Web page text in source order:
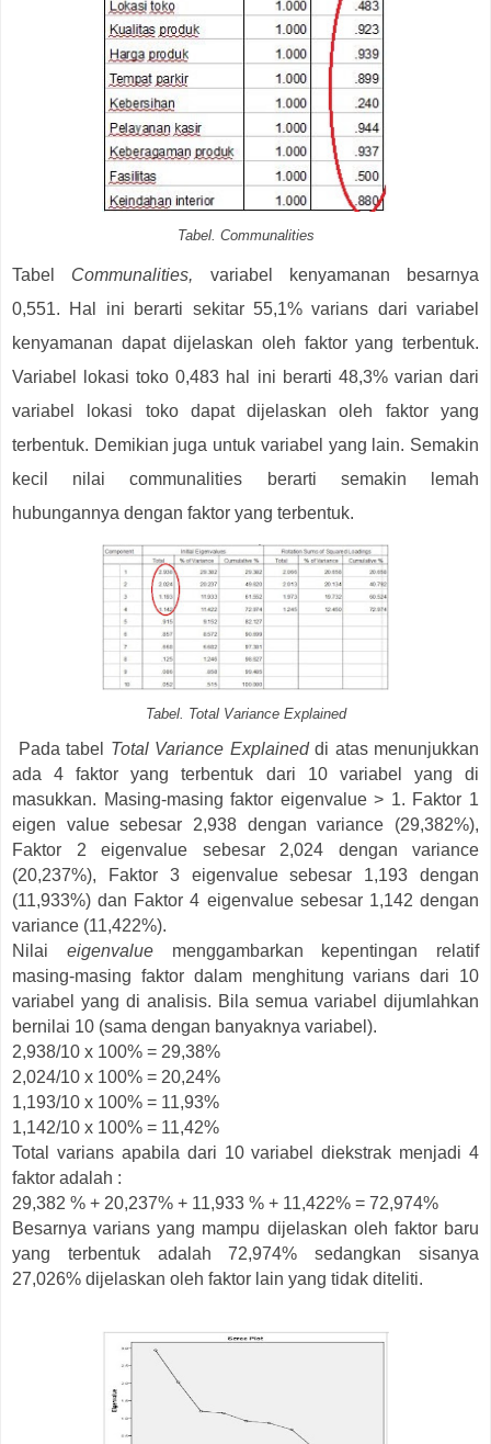
Tabel. Communalities
Tabel Communalities, variabel kenyamanan besarnya
0,551. Hal ini berarti sekitar 55,1% varians dari variabel
kenyamanan dapat dijelaskan oleh faktor yang terbentuk.
Variabel lokasi toko 0,483 hal ini berarti 48,3% varian dari
variabel lokasi toko dapat dijelaskan oleh faktor yang
terbentuk. Demikian juga untuk variabel yang lain. Semakin
kecil nilai communalities berarti semakin lemah
hubungannya dengan faktor yang terbentuk.
Tabel. Total Variance Explained
Pada tabel Total Variance Explained di atas menunjukkan
ada 4 faktor yang terbentuk dari 10 variabel yang di
masukkan. Masing-masing faktor eigenvalue > 1. Faktor 1
eigen value sebesar 2,938 dengan variance (29,382%),
Faktor 2 eigenvalue sebesar 2,024 dengan variance
(20,237%), Faktor 3 eigenvalue sebesar 1,193 dengan
(11,933%) dan Faktor 4 eigenvalue sebesar 1,142 dengan
variance (11,422%).
Nilai eigenvaluemenggambarkan kepentingan relatif
masing-masing faktor dalam menghitung varians dari 10
variabel yang di analisis. Bila semua variabel dijumlahkan
bernilai 10 (sama dengan banyaknya variabel).
2,938/10 x 100% = 29,38%
2,024/10 x 100% = 20,24%
1,193/10 x 100% = 11,93%
1,142/10 x 100% = 11,42%
Total varians apabila dari 10 variabel diekstrak menjadi 4
faktor adalah :
29,382 % + 20,237% + 11,933 % + 11,422% = 72,974%
Besarnya varians yang mampu dijelaskan oleh faktor baru
yang terbentuk adalah 72,974% sedangkan sisanya
27,026% dijelaskan oleh faktor lain yang tidak diteliti.